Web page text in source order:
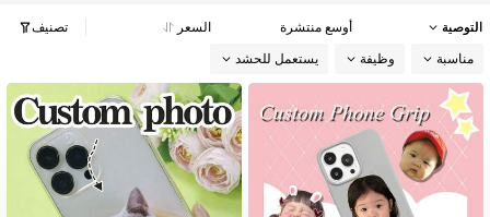
التوصية أوسع منتشرة السعر تصنيف
مناسبة وظيفة يستعمل للحشد